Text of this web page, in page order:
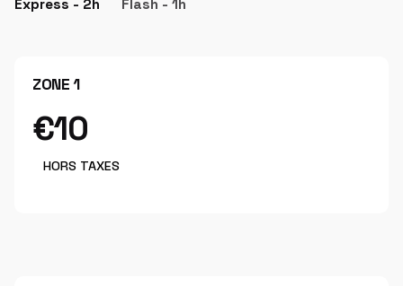
Express - 2h Flash - 1h
ZONE 1
€10
HORS TAXES